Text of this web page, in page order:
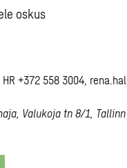
oskus
+372 558 3004,
Valukoja tn 8/1, Tallinn